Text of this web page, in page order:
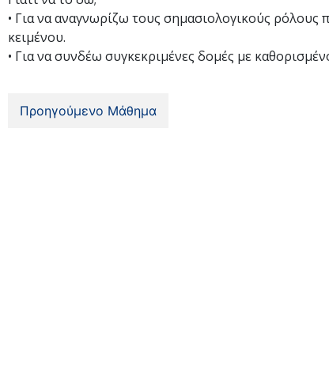
• Για να αναγνωρίζω τους σημασιολογικούς
κειμένου.
• Για να συνδέω συγκεκριμένες δομές με
Προηγούμενο Μάθημα